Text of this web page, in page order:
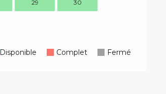
29 30
Disponible Complet Fermé